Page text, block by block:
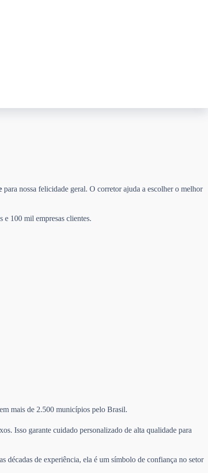
para nossa felicidade geral. O corretor ajuda a escolher o melhor
e 100 mil empresas clientes.
mais de 2.500 municípios pelo Brasil.
Isso garante cuidado personalizado de alta qualidade para
décadas de experiência, ela é um símbolo de confiança no setor